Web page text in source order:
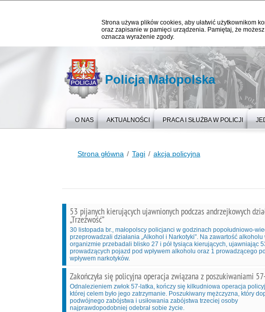
Strona używa plików cookies, aby ułatwić użytkownikom
oraz zapisanie w pamięci urządzenia. Pamiętaj, że
oznacza wyrażenie zgody.
Policja Małopolska
O NAS AKTUALNOŚCI PRACA I SŁUŻBA W POLICJI
Strona główna Tagi akcja policyjna
53 pijanych kierujących ujawnionych podczas andrzejkowych
„Trzeźwość”
30 listopada br., małopolscy policjanci w godzinach popołudniowo-
przeprowadzali działania „Alkohol i Narkotyki”. Na zawartość alkoholu
organizmie przebadali blisko 27 i pół tysiąca kierujących, ujawniając
prowadzących pojazd pod wpływem alkoholu oraz 1 prowadzącego
wpływem narkotyków.
Zakończyła się policyjna operacja związana z poszukiwaniami
Odnalezieniem zwłok 57-latka, kończy się kilkudniowa operacja
której celem było jego zatrzymanie. Poszukiwany mężczyzna, który
podwójnego zabójstwa i usiłowania zabójstwa trzeciej osoby
najprawdopodobniej odebrał sobie życie.